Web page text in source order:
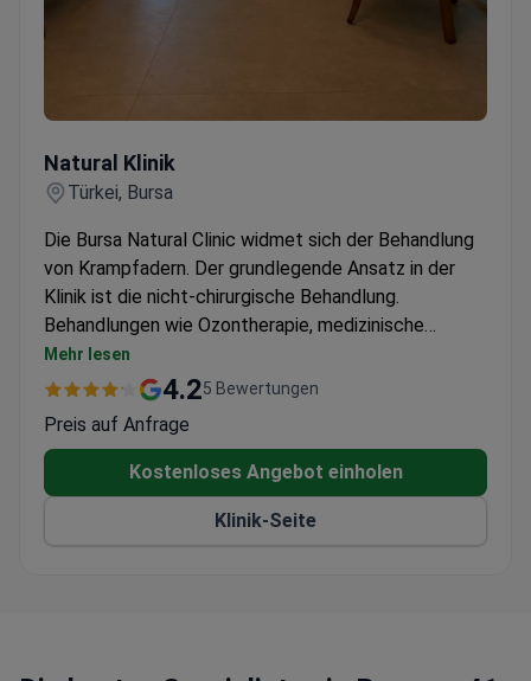
Natural Klinik
Türkei, Bursa
Die Bursa Natural Clinic widmet sich der Behandlung
von Krampfadern. Der grundlegende Ansatz in der
Klinik ist die nicht-chirurgische Behandlung.
Behandlungen wie Ozontherapie, medizinische
Hautästhetik, Stammzellen und Hauterneuerung sind
ebenfalls erhältlich. Die Klinik wurde von Dr. Yunus
Jahren Erfahrung, gegründet.
Mehr lesen
4.25 Bewertungen
Preis auf Anfrage
Kostenloses Angebot einholen
Klinik-Seite